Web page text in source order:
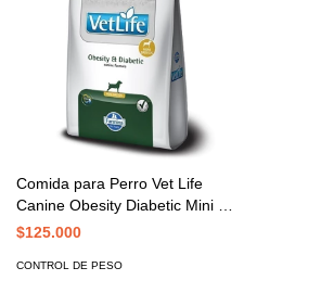
Comida para Perro Vet Life
Canine Obesity Diabetic Mini x
2K
$125.000
CONTROL DE PESO